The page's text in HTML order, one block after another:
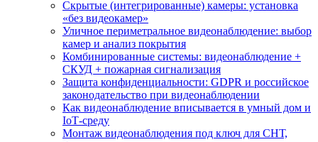
Скрытые (интегрированные) камеры: установка
«без видеокамер»
Уличное периметральное видеонаблюдение: выбор
камер и анализ покрытия
Комбинированные системы: видеонаблюдение +
СКУД + пожарная сигнализация
Защита конфиденциальности: GDPR и российское
законодательство при видеонаблюдении
Как видеонаблюдение вписывается в умный дом и
IoT‑среду
Монтаж видеонаблюдения под ключ для СНТ,